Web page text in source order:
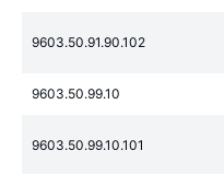
9603.50.91.90.102
9603.50.99.10
9603.50.99.10.101